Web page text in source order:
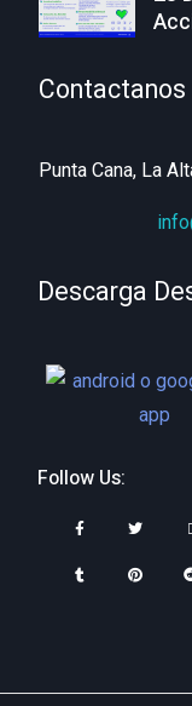
Contactanos
Punta Cana, La
Descarga
Follow Us: